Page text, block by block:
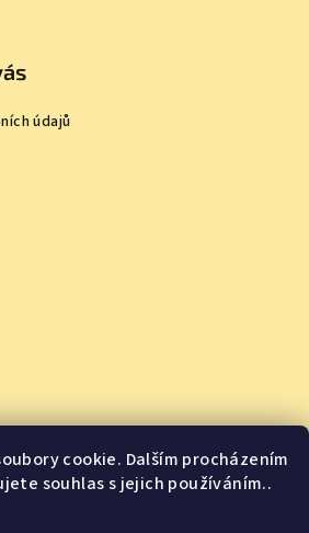
cookie. Dalším procházením
souhlas s jejich používáním..
údajů